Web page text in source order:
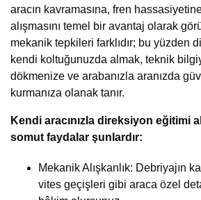
aracın kavramasına, fren
alışmasını temel bir avantaj olarak
mekanik tepkileri farklıdır; bu yüzden
kendi koltuğunuzda almak, teknik
dökmenize ve arabanızla aranızda
kurmanıza olanak tanır.
Kendi aracınızla direksiyon eğitimi
somut faydalar şunlardır:
Mekanik Alışkanlık: Debriyajın
vites geçişleri gibi araca özel